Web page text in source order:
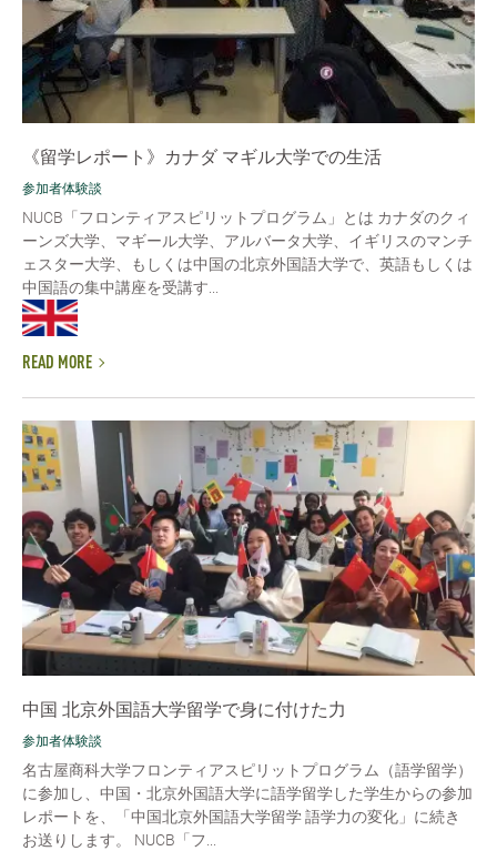
《留学レポート》カナダ マギル大学での生活
参加者体験談
NUCB「フロンティアスピリットプログラム」とは カナダのクィ
ーンズ大学、マギール大学、アルバータ大学、イギリスのマンチ
ェスター大学、もしくは中国の北京外国語大学で、英語もしくは
中国語の集中講座を受講す...
READ MORE
中国 北京外国語大学留学で身に付けた力
参加者体験談
名古屋商科大学フロンティアスピリットプログラム（語学留学）
に参加し、中国・北京外国語大学に語学留学した学生からの参加
レポートを、「中国北京外国語大学留学 語学力の変化」に続き
お送りします。 NUCB「フ...